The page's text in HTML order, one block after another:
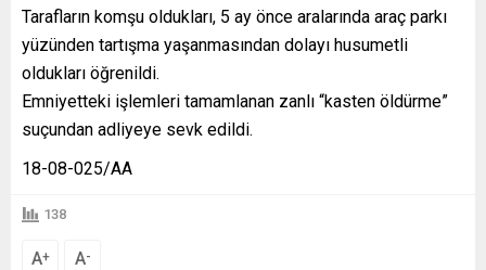
Tarafların komşu oldukları, 5 ay önce aralarında araç parkı
yüzünden tartışma yaşanmasından dolayı husumetli
oldukları öğrenildi.
Emniyetteki işlemleri tamamlanan zanlı “kasten öldürme”
suçundan adliyeye sevk edildi.
18-08-025/AA
138
A+ A-